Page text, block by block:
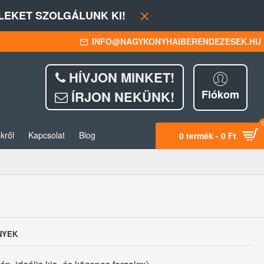
SZOLGÁLUNK KI!
INFO@NAGYKONYHAIBERENDEZESEK.HU
HÍVJON MINKET!
ÍRJON NEKÜNK!
Fiókom
Kapcsolat Blog 0 termék - 0 Ft